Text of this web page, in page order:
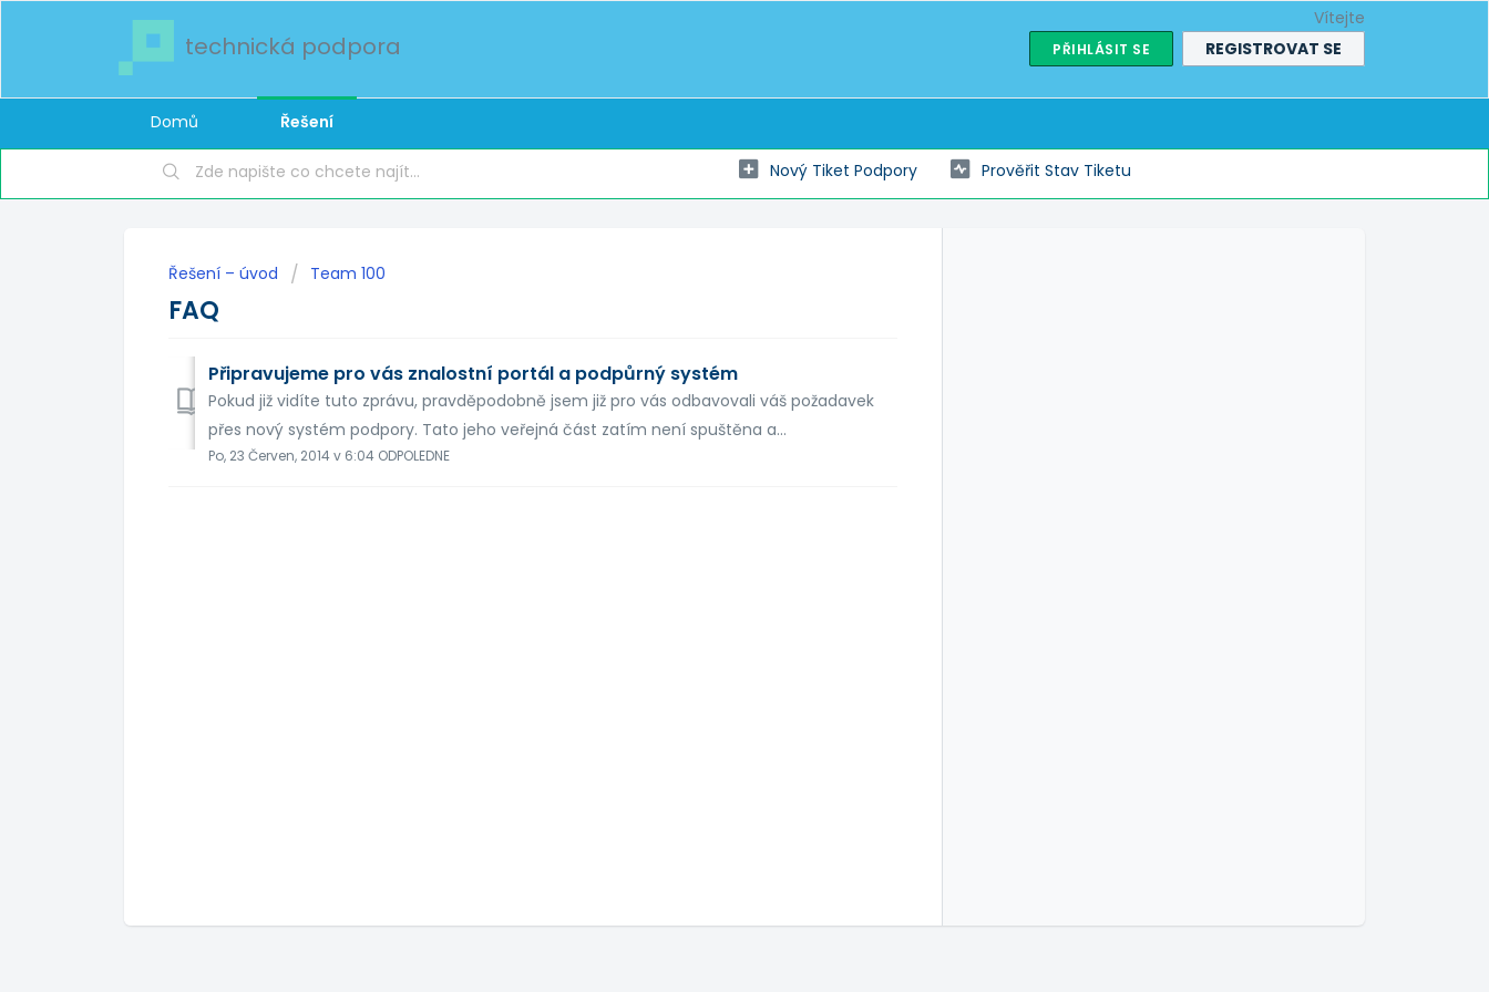
technická podpora
Vítejte
PŘIHLÁSIT SE REGISTROVAT SE
Domů Řešení
Nový Tiket Podpory Prověřit Stav Tiketu
Řešení – úvod Team 100
FAQ
Připravujeme pro vás znalostní portál a podpůrný systém
Pokud již vidíte tuto zprávu, pravděpodobně jsem již pro vás odbavovali váš požadavek
přes nový systém podpory. Tato jeho veřejná část zatím není spuštěna a...
Po, 23 Červen, 2014 v 6:04 ODPOLEDNE